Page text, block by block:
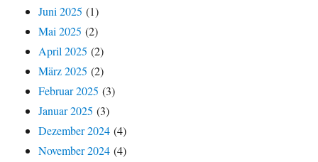
Juni 2025 (1)
Mai 2025 (2)
April 2025 (2)
März 2025 (2)
Februar 2025 (3)
Januar 2025 (3)
Dezember 2024 (4)
November 2024 (4)